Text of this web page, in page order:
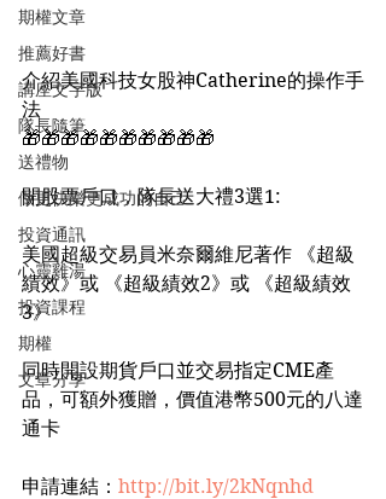
期權文章
推薦好書
講座文字版
隊長隨筆
送禮物
做更快樂更成功的自己
投資通訊
心靈雞湯
投資課程
期權
文章分享
介紹美國科技女股神Catherine的操作手
法
🎁🎁🎁🎁🎁🎁🎁🎁🎁🎁
開股票戶口，隊長送大禮3選1:
美國超級交易員米奈爾維尼著作 《超級
績效》或 《超級績效2》或 《超級績效
3》
同時開設期貨戶口並交易指定CME產
品，可額外獲贈，價值港幣500元的八達
通卡
申請連結： http://bit.ly/2kNqnhd